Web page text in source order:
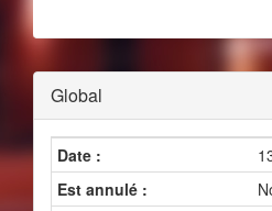
Global
Date :
Est annulé :